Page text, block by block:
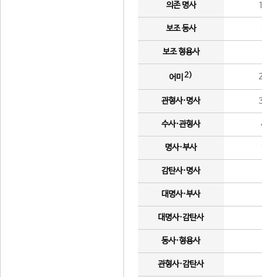
의존 명사
보조 동사
보조 형용사
어미 2)
관형사·명사
수사·관형사
명사·부사
감탄사·명사
대명사·부사
대명사·감탄사
동사·형용사
관형사·감탄사